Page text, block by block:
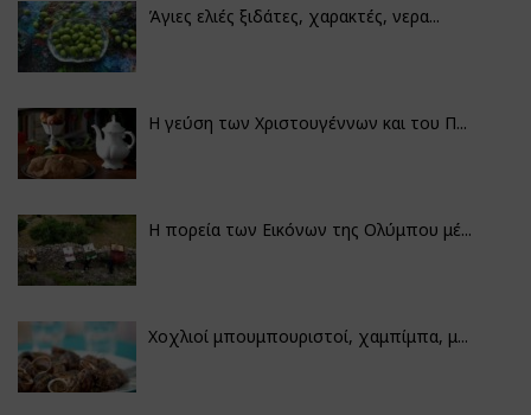
Άγιες ελιές ξιδάτες, χαρακτές, νερα...
Η γεύση των Χριστουγέννων και του Π...
Η πορεία των Εικόνων της Ολύμπου μέ...
Χοχλιοί μπουμπουριστοί, χαμπίμπα, μ...